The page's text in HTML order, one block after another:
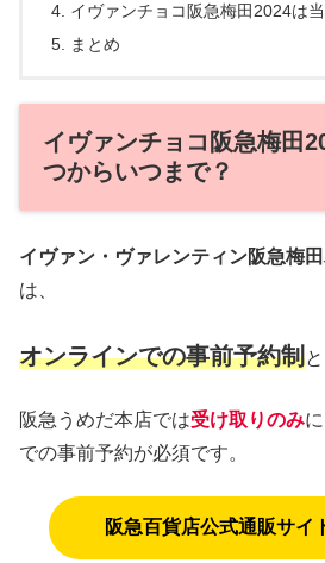
イヴァンチョコ阪急梅田2024は
まとめ
イヴァンチョコ阪急梅田
つからいつまで？
イヴァン・ヴァレンティン阪急梅
は、
オンラインでの事前予約制
阪急うめだ本店では受け取りのみ
での事前予約が必須です。
阪急百貨店公式通販サイ